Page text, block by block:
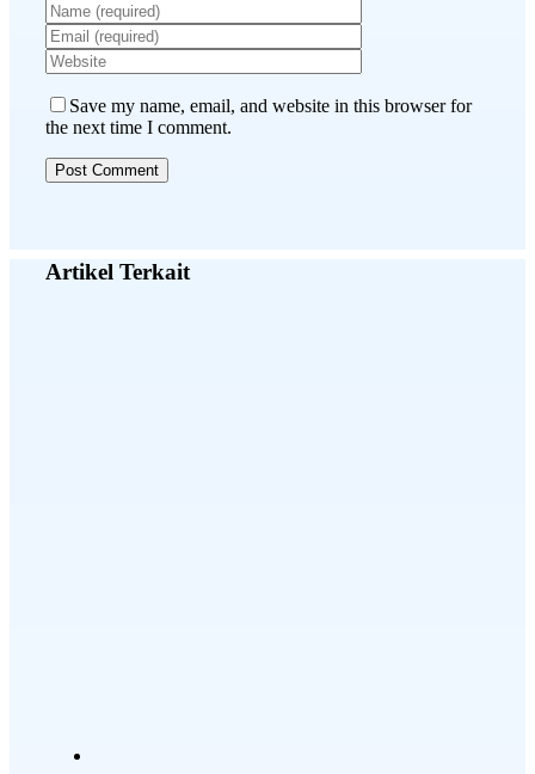
Save my name, email, and website in this browser for
the next time I comment.
Artikel Terkait